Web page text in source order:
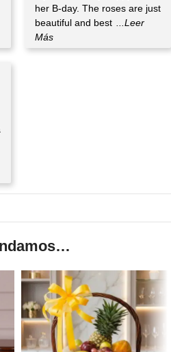
her B-day. The roses are just
beautiful and best
...Leer
Más